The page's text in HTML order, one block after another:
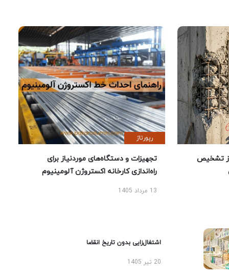
تشخیص
رپورتاژ
تجهیزات و دستگاه‌های موردنیاز برای
راه‌اندازی کارخانه اکستروژن آلومینیوم
13 مرداد 1405
اشتغال‌زایی بدون تاریخ انقضا
20 تیر 1405